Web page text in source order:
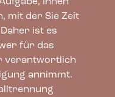
mit der Sie Zeit
ist es
für das
verantwortlich
annimmt.